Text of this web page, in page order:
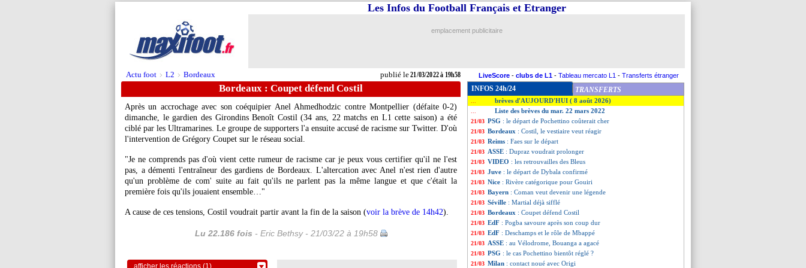
Actu foot > L2 > Bordeaux publié le21/03/2022 à 19h58
Les Infos du Football Français et Etranger
emplacement publicitaire
LiveScore - clubs de L1 - Tableau mercato L1 - Transferts étranger
Bordeaux : Coupet défend Costil
Après un accrochage avec son coéquipier Anel Ahmedhodzic contre Montpellier (défaite 0-2)
dimanche, le gardien des Girondins Benoît Costil (34 ans, 22 matchs en L1 cette saison) a été
ciblé par les Ultramarines. Le groupe de supporters l'a ensuite accusé de racisme sur Twitter. D'où
l'intervention de Grégory Coupet sur le réseau social.
"Je ne comprends pas d'où vient cette rumeur de racisme car je peux vous certifier qu'il ne l'est
pas, a démenti l'entraîneur des gardiens de Bordeaux. L'altercation avec Anel n'est rien d'autre
qu'un problème de com' suite au fait qu'ils ne parlent pas la même langue et que c'était la
première fois qu'ils jouaient ensemble…"
A cause de ces tensions, Costil voudrait partir avant la fin de la saison (voir la brève de 14h42).
Lu 22.186 fois - Eric Bethsy - 21/03/22 à 19h58
afficher les réactions (1)
INFOS 24h/24 TRANSFERTS
brèves d'AUJOURD'HUI ( 8 août 2026)
Liste des brèves du mar. 22 mars 2022
21/03 PSG : le départ de Pochettino coûterait cher
21/03 Bordeaux : Costil, le vestiaire veut réagir
21/03 Reims : Faes sur le départ
21/03 ASSE : Dupraz voudrait prolonger
21/03 VIDEO : les retrouvailles des Bleus
21/03 Juve : le départ de Dybala confirmé
21/03 Nice : Rivère catégorique pour Gouiri
21/03 Bayern : Coman veut devenir une légende
21/03 Séville : Martial déjà sifflé
21/03 Bordeaux : Coupet défend Costil
21/03 EdF : Pogba savoure après son coup dur
21/03 EdF : Deschamps et le rôle de Mbappé
21/03 ASSE : au Vélodrome, Bouanga a agacé
21/03 PSG : le cas Pochettino bientôt réglé ?
21/03 Milan : contact noué avec Origi